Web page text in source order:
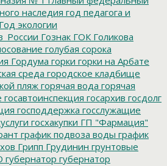
наследия год педагога и
Год экологии
Гознак ГОК Голикова
голубая сорока
Гордума горки горки на Арбате
среда городское кладбище
пляж горячая вода горячая
госавтоинспекция госархив госдолг
господдержка госслужащие
госхакупки ГП "Фармация"
график подвоза воды график
Грипп Грудинин грунтовые
губернатор губернатор